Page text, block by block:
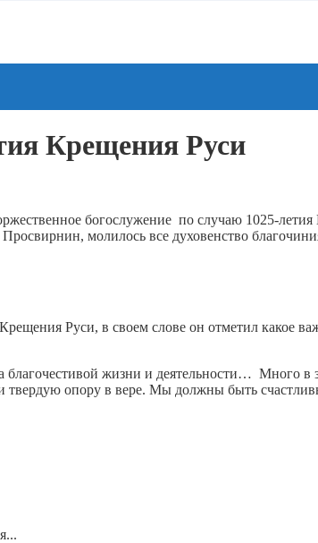
Крещения Руси
богослужение по случаю 1025-
молилось все духовенство
Руси, в своем слове он отметил какое
благочестивой жизни и деятельности… Много
твердую опору в вере. Мы должны быть